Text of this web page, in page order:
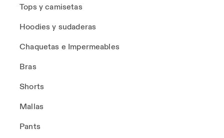
Tops y camisetas
Hoodies y sudaderas
Chaquetas e Impermeables
Bras
Shorts
Mallas
Pants